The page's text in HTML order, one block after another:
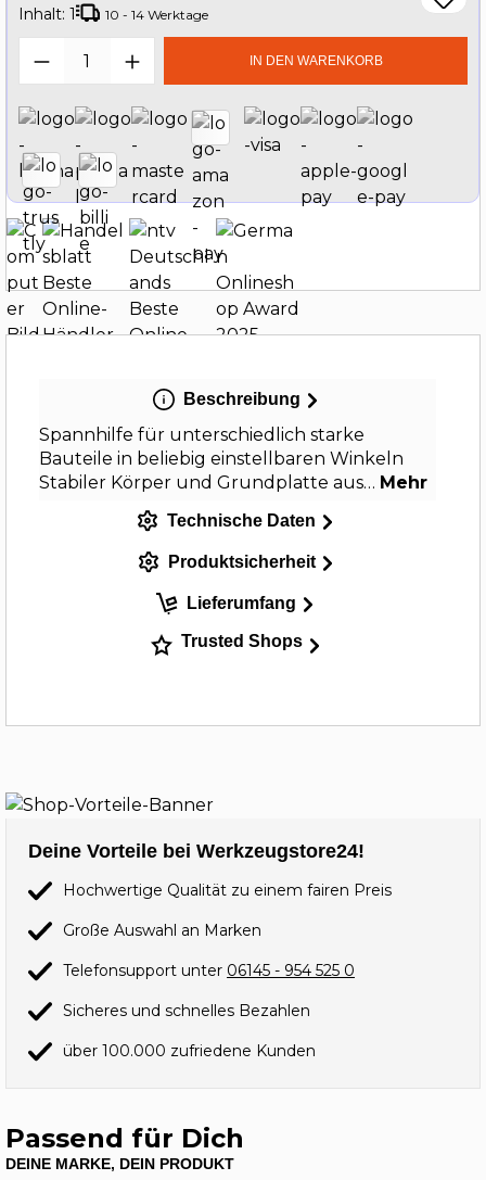
Inhalt: 1 10 - 14 Werktage
Produkt Anzahl: Gib denIN DEN WARENKORB
Beschreibung
Spannhilfe für unterschiedlich starke
Bauteile in beliebig einstellbaren Winkeln
Stabiler Körper und Grundplatte aus… Mehr
Technische Daten
Produktsicherheit
Lieferumfang
Trusted Shops
Deine Vorteile bei Werkzeugstore24!
Hochwertige Qualität zu einem fairen Preis
Große Auswahl an Marken
Telefonsupport unter 06145 - 954 525 0
Sicheres und schnelles Bezahlen
über 100.000 zufriedene Kunden
Passend für Dich
DEINE MARKE, DEIN PRODUKT